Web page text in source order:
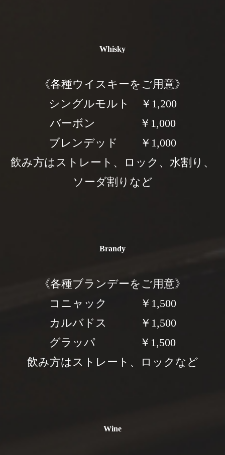
Whisky
《各種ウイスキーをご用意》
シングルモルト ￥1,200
バーボン ￥1,000
ブレンデッド ￥1,000
飲み方はストレート、ロック、水割り、
ソーダ割りなど
Brandy
《各種ブランデーをご用意》
コニャック ￥1,500
カルバドス ￥1,500
グラッパ ￥1,500
飲み方はストレート、ロックなど
Wine